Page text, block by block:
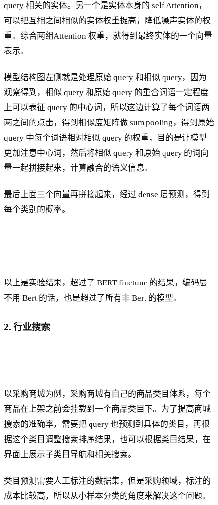
query 相关的实体。另一个是实体本身的 self Attention，
可以把互相之间相似的实体权重提高，降低噪声实体的权
重。综合两组Attention 权重，就得到最终实体的一个向量
表示。
模型结构图左侧就是处理原始 query 和相似 query，因为
观察得到，相似 query 和原始 query 的重合词语一定程度
上可以表征 query 的中心词，所以这边计算了每个词语两
两之间的点击，得到相似度矩阵做 sum pooling，得到原始
query 中每个词语相对相似 query 的权重，目的是让模型
更加注意中心词，然后将相似 query 和原始 query 的词向
量一起拼接起来，计算融合的语义信息。
最后上面三个向量再拼接起来，经过 dense 层预测，得到
每个类别的概率。
以上是实验结果，超过了 BERT finetune 的结果，编码层
不用 Bert 的话，也是超过了所有非 Bert 的模型。
2. 行业搜索
以采购商城为例，采购商城有自己的商品类目体系，每个
商品在上架之前会挂载到一个商品类目下。为了提高商城
搜索的准确率，需要把 query 也预测到具体的类目，再根
据这个类目调整搜索排序结果，也可以根据类目结果，在
界面上展示子类目导航和相关搜索。
类目预测需要人工标注的数据集，但是采购领域，标注的
成本比较高，所以从小样本分类的角度来解决这个问题。